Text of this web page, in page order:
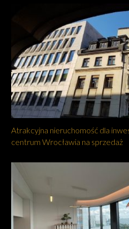
Atrakcyjna nieruchomość dla
centrum Wrocławia na sprzedaż